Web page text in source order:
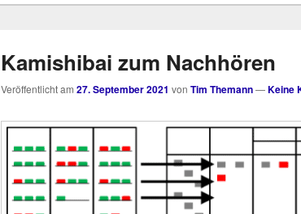
Kamishibai zum Nachhören
Veröffentlicht am 27. September 2021 von Tim Themann—Keine